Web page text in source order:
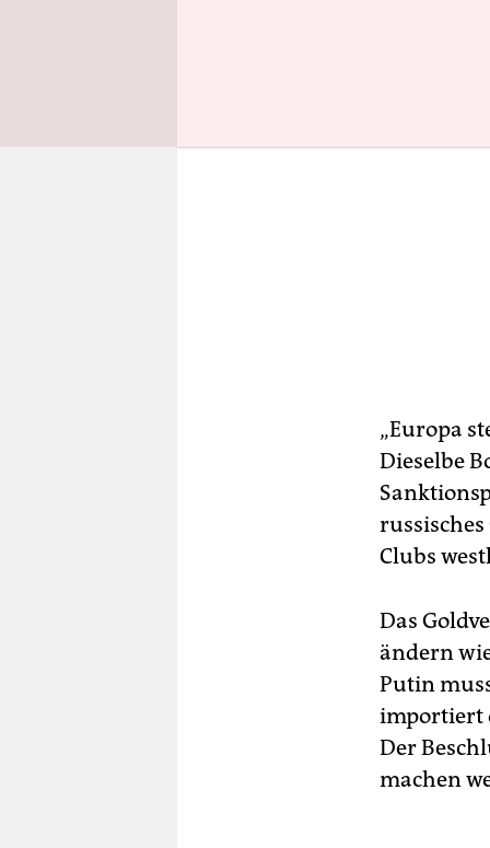
„Europa
Dieselbe
russisches
Clubs
Das
ändern
Putin
importiert
Der
machen